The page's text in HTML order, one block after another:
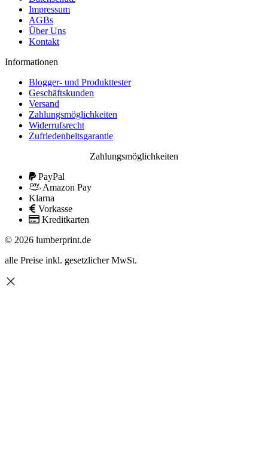
Impressum
AGBs
Über Uns
Kontakt
Informationen
Blogger- und Produkttester
Geschäftskunden
Versand
Zahlungsmöglichkeiten
Widerrufsrecht
Zufriedenheitsgarantie
Zahlungsmöglichkeiten
PayPal
Amazon Pay
Klarna
Vorkasse
Kreditkarten
© 2026 lumberprint.de
alle Preise inkl. gesetzlicher MwSt.